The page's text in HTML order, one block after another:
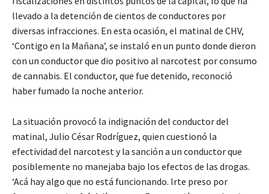
llevado a la detención de cientos de conductores por
diversas infracciones. En esta ocasión, el matinal de CHV,
‘Contigo en la Mañana’, se instaló en un punto donde dieron
con un conductor que dio positivo al narcotest por consumo
de cannabis. El conductor, que fue detenido, reconoció
haber fumado la noche anterior.
La situación provocó la indignación del conductor del
matinal, Julio César Rodríguez, quien cuestionó la
efectividad del narcotest y la sanción a un conductor que
posiblemente no manejaba bajo los efectos de las drogas.
‘Acá hay algo que no está funcionando. Irte preso por